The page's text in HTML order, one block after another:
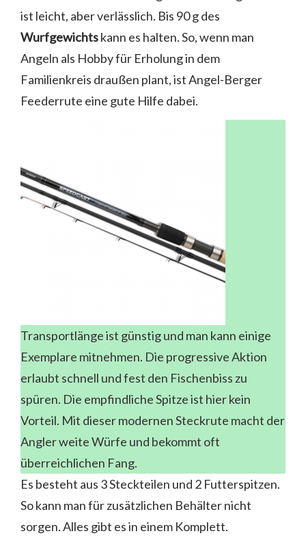
ist leicht, aber verlässlich. Bis 90 g des
Wurfgewichtskann es halten. So, wenn man
Angeln als Hobby für Erholung in dem
Familienkreis draußen plant, ist Angel-Berger
Feederrute eine gute Hilfe dabei.
Transportlänge ist günstig und man kann einige
Exemplare mitnehmen. Die progressive Aktion
erlaubt schnell und fest den Fischenbiss zu
spüren. Die empfindliche Spitze ist hier kein
Vorteil. Mit dieser modernen Steckrute macht der
Angler weite Würfe und bekommt oft
überreichlichen Fang.
Es besteht aus 3 Steckteilen und 2 Futterspitzen.
So kann man für zusätzlichen Behälter nicht
sorgen. Alles gibt es in einem Komplett.